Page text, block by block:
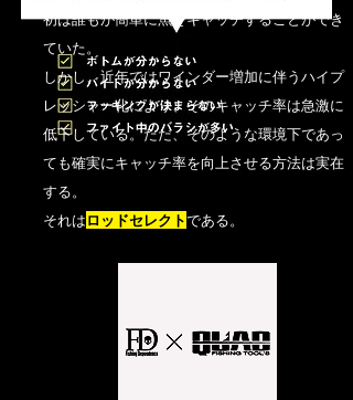
初は誰もが簡単に魚をキャッチすることができ
ていた。
しかし、近年ではワインダー増加に伴うハイプ
レッシャー化により、そのキャッチ率は急激に
低下している。ただ、そのような環境下であっ
ても確実にキャッチ率を向上させる方法は実在
する。
それはロッドセレクトである。